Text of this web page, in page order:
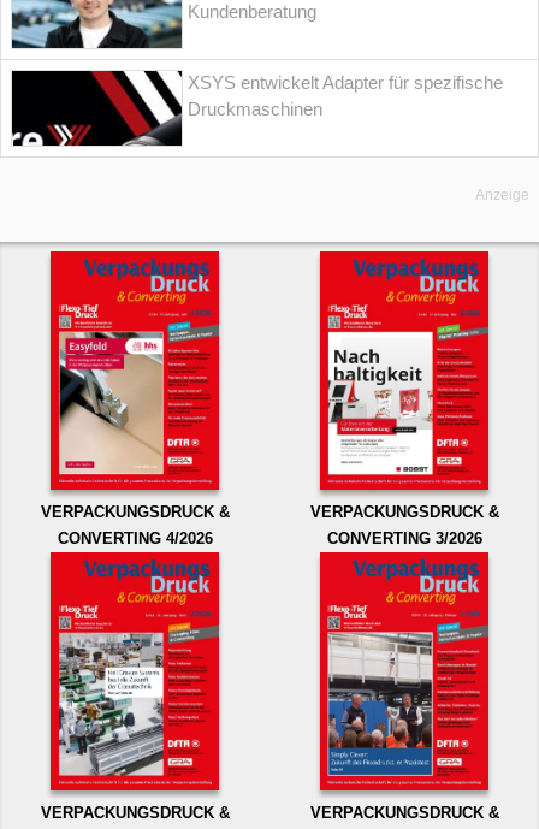
Kundenberatung
XSYS entwickelt Adapter für spezifische
Druckmaschinen
Anzeige
VERPACKUNGSDRUCK &
CONVERTING 4/2026
VERPACKUNGSDRUCK &
CONVERTING 3/2026
VERPACKUNGSDRUCK &
VERPACKUNGSDRUCK &